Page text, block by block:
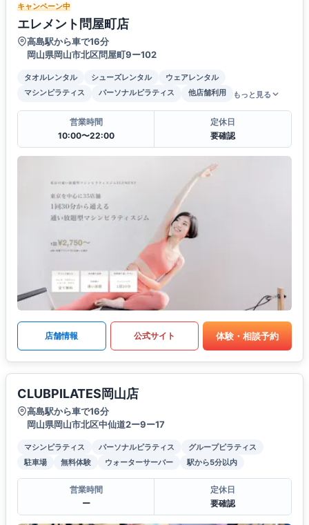
キャンペーン中
エレメント問屋町店
高島駅から車で16分
岡山県岡山市北区問屋町9ー102
タオルレンタル シューズレンタル
ウェアレンタル
マシンピラティス
パーソナルピラティス 他店舗利用 もっと見る
営業時間
10:00〜22:00
定休日
要確認
店舗情報 公式サイト 体験・相談予約
CLUBPILATES岡山店
高島駅から車で16分
岡山県岡山市北区中仙道2ー9ー17
マシンピラティス パーソナルピラティス
グループピラティス
駐車場
無料体験 ウォーターサーバー 駅から5分以内
営業時間
ー
定休日
要確認